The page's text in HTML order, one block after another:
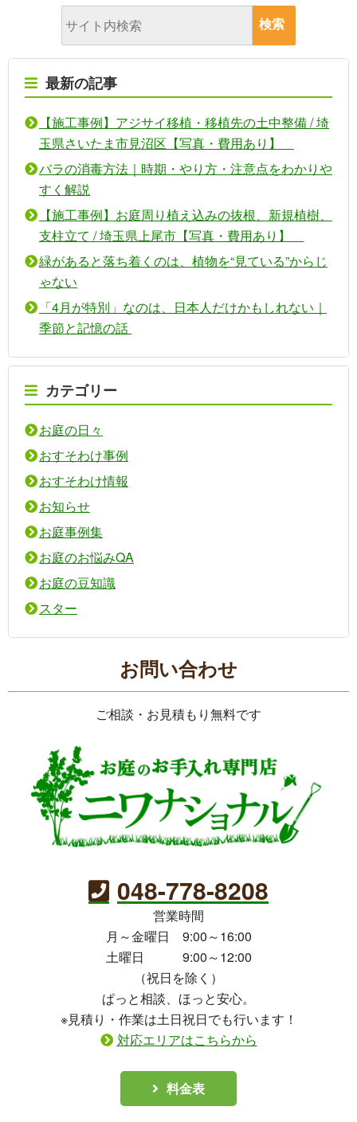
最新の記事
【施工事例】アジサイ移植・移植先の土中整備 / 埼
玉県さいたま市見沼区【写真・費用あり】
バラの消毒方法｜時期・やり方・注意点をわかりや
すく解説
【施工事例】お庭周り植え込みの抜根、新規植樹、
支柱立て / 埼玉県上尾市【写真・費用あり】
緑があると落ち着くのは、植物を“見ている”からじ
ゃない
「4月が特別」なのは、日本人だけかもしれない｜
季節と記憶の話
カテゴリー
お庭の日々
おすそわけ事例
おすそわけ情報
お知らせ
お庭事例集
お庭のお悩みQA
お庭の豆知識
スター
お問い合わせ
ご相談・お見積もり無料です
048-778-8208
営業時間
月～金曜日 9:00～16:00
土曜日 9:00～12:00
（祝日を除く）
ぱっと相談、ほっと安心。
※見積り・作業は土日祝日でも行います！
対応エリアはこちらから
料金表